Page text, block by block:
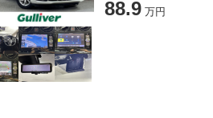
88.9 万円